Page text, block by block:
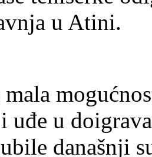
u Atini.
uđe u
današnji